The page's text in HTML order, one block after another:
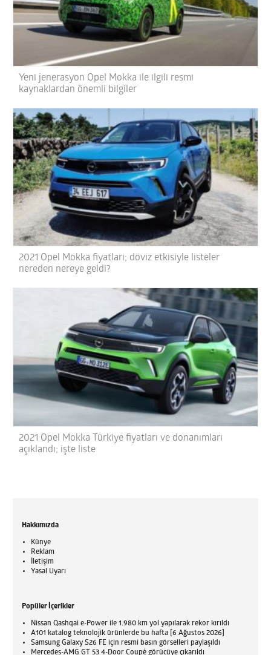
Yeni jenerasyon Opel Mokka ile ilgili resmi
kaynaklardan önemli bilgiler
2021 Opel Mokka fiyatları; döviz etkisiyle listeler
nereden nereye geldi?
2021 Opel Mokka Türkiye fiyatları ve donanımları
açıklandı; işte liste
Hakkımızda
Künye
Reklam
İletişim
Yasal Uyarı
Popüler İçerikler
Nissan Qashqai e-Power ile 1.980 km yol yapılarak rekor kırıldı
A101 katalog teknolojik ürünlerde bu hafta [6 Ağustos 2026]
Samsung Galaxy S26 FE için resmi basın görselleri paylaşıldı
Mercedes-AMG GT 53 4-Door Coupé görücüye çıkarıldı